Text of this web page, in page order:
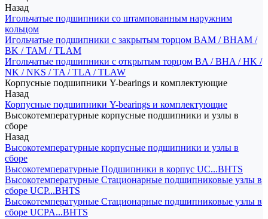
Назад
Игольчатые подшипники со штампованным наружним
кольцом
Игольчатые подшипники с закрытым торцом BAM / BHAM /
BK / TAM / TLAM
Игольчатые подшипники с открытым торцом BA / BHA / HK /
NK / NKS / TA / TLA / TLAW
Корпусные подшипники Y-bearings и комплектующие
Назад
Корпусные подшипники Y-bearings и комплектующие
Высокотемпературные корпусные подшипники и узлы в
сборе
Назад
Высокотемпературные корпусные подшипники и узлы в
сборе
Высокотемпературные Подшипники в корпус UC...BHTS
Высокотемпературные Стационарные подшипниковые узлы в
сборе UCP...BHTS
Высокотемпературные Стационарные подшипниковые узлы в
сборе UCPA...BHTS